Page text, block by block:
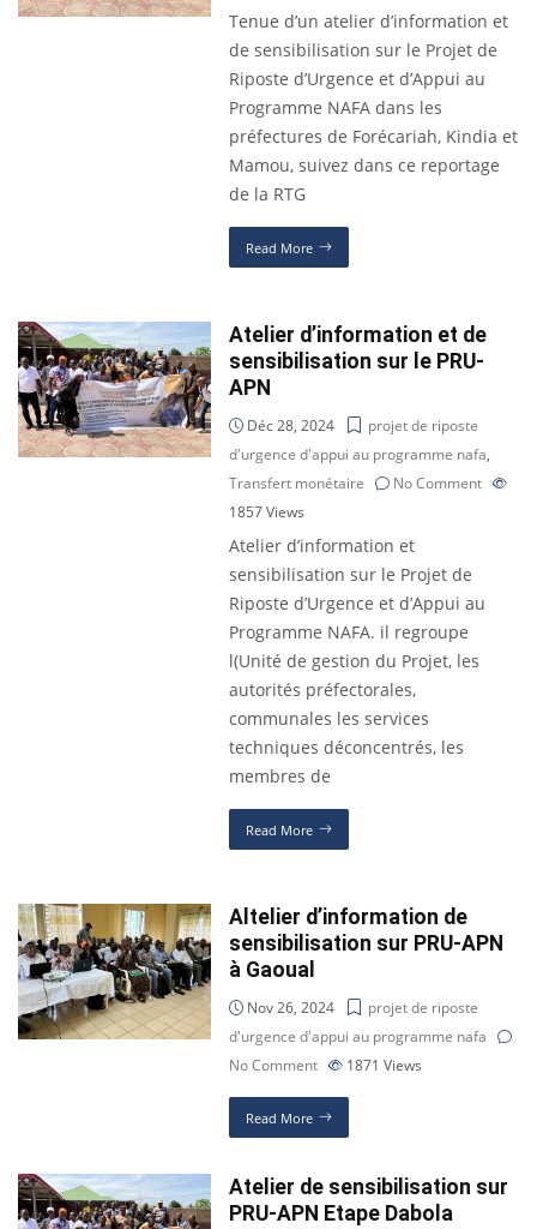
Tenue d’un atelier d’information et
de sensibilisation sur le Projet de
Riposte d’Urgence et d’Appui au
Programme NAFA dans les
préfectures de Forécariah, Kindia et
Mamou, suivez dans ce reportage
de la RTG
Read More
Atelier d’information et de
sensibilisation sur le PRU-
APN
Déc 28, 2024
projet de riposte
d'urgence d'appui au programme nafa,
Transfert monétaire
No Comment
1857Views
Atelier d’information et
sensibilisation sur le Projet de
Riposte d’Urgence et d’Appui au
Programme NAFA. il regroupe
l(Unité de gestion du Projet, les
autorités préfectorales,
communales les services
techniques déconcentrés, les
membres de
Read More
Altelier d’information de
sensibilisation sur PRU-APN
à Gaoual
Nov 26, 2024
projet de riposte
d'urgence d'appui au programme nafa
No Comment
1871Views
Read More
Atelier de sensibilisation sur
PRU-APN Etape Dabola